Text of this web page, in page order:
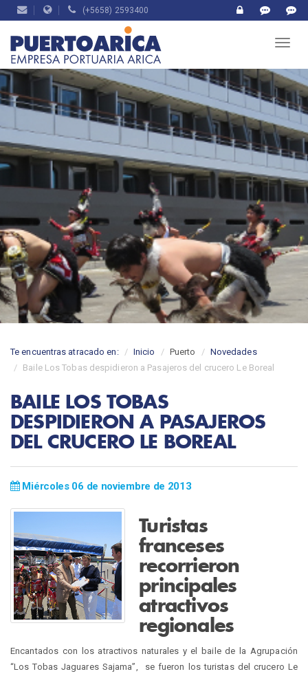
(+5658) 2593400
Te encuentras atracado en: Inicio Puerto
Novedades
Baile Los Tobas despidieron a Pasajeros del crucero Le Boreal
BAILE LOS TOBAS
DESPIDIERON A PASAJEROS
DEL CRUCERO LE BOREAL
Miércoles 06 de noviembre de 2013
Turistas
franceses
recorrieron
principales
atractivos
regionales
Encantados con los atractivos naturales y el baile de la Agrupación
“Los Tobas Jaguares Sajama”, se fueron los turistas del crucero Le